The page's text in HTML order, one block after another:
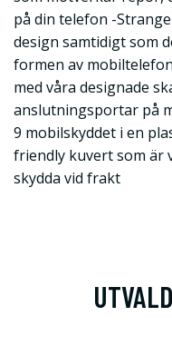
på din telefon -
design samtidigt som
formen av
med våra designade
anslutningsportar på
9 mobilskyddet i en
friendly kuvert som är
skydda vid frakt